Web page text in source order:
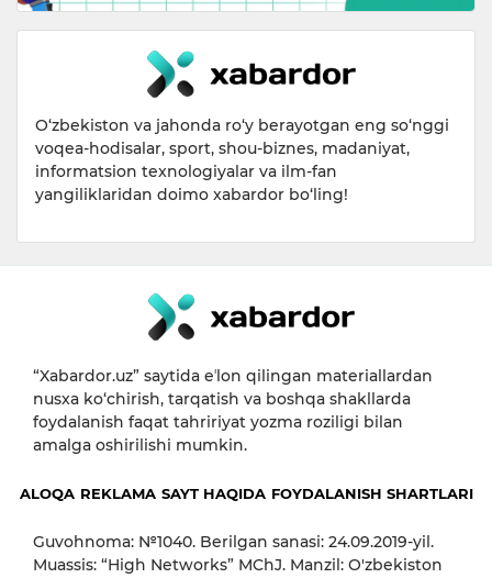
O‘zbekiston va jahonda ro‘y berayotgan eng so‘nggi
voqea-hodisalar, sport, shou-biznes, madaniyat,
informatsion texnologiyalar va ilm-fan
yangiliklaridan doimo xabardor bo‘ling!
“Xabardor.uz” saytida eʼlon qilingan materiallardan
nusxa ko‘chirish, tarqatish va boshqa shakllarda
foydalanish faqat tahririyat yozma roziligi bilan
amalga oshirilishi mumkin.
ALOQA REKLAMA SAYT HAQIDA FOYDALANISH SHARTLARI
Guvohnoma: №1040. Berilgan sanasi: 24.09.2019-yil.
Muassis: “High Networks” MChJ. Manzil: O'zbekiston